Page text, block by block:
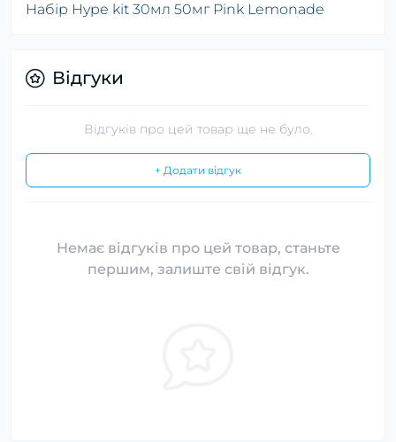
Набір Hype kit 30мл 50мг Pink Lemonade
Відгуки
Відгуків про цей товар ще не було.
+ Додати відгук
Немає відгуків про цей товар, станьте
першим, залиште свій відгук.